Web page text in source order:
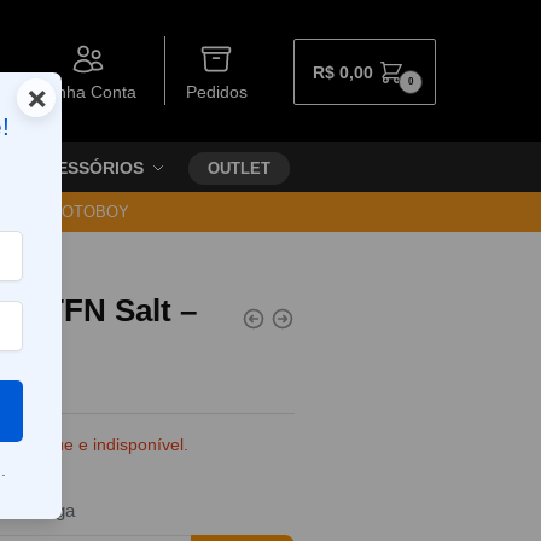
Minha Conta Pedidos
R$ 0,00 0
ACESSÓRIOS OUTLET
VIA MOTOBOY
TFN Salt –
estoque e indisponível.
entrega
×